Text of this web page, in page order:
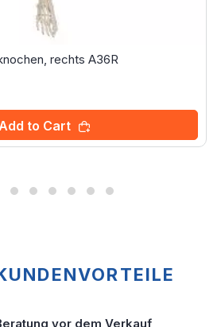
rechts A36R
Add to Cart
vor dem Verkauf